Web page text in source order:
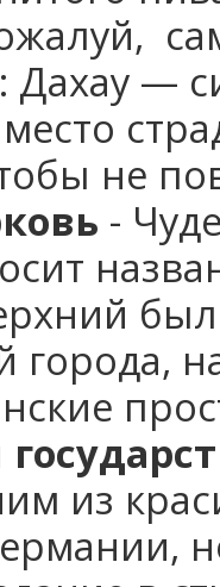
Дахау —
не
-
города,
из